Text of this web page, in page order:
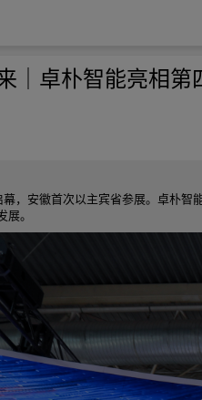
｜卓朴智能亮相
，安徽首次以主宾省参展。卓朴
。